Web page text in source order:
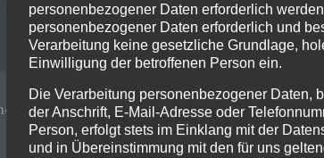
be published. Required fields are marked *
personenbezogener Daten erforderlich
personenbezogener Daten erforderlich und
Verarbeitung keine gesetzliche Grundlage,
Einwilligung der betroffenen Person ein.
Die Verarbeitung personenbezogener Daten,
der Anschrift, E-Mail-Adresse oder
Person, erfolgt stets im Einklang mit der
und in Übereinstimmung mit den für uns